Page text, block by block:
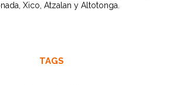
Xico, Atzalan y Altotonga.
TAGS